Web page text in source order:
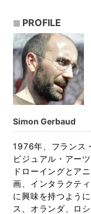
PROFILE
Simon Gerbaud
1976年、フランス
ビジュアル・アー
ドローイングとア
画、インタラクテ
に興味を持つよう
ス、オランダ、ロ